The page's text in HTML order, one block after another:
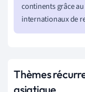
continents grâce
internationaux de
Thèmes